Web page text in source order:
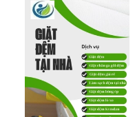
nghiệp giá rẻ tại quán sứ
TẠI SAO NÊN SỬ DỤNG
Với kinh nghiệm nhiều năm
được biết đến là nơi tạo uy
như giá cả
Thảm mang lại góc độ